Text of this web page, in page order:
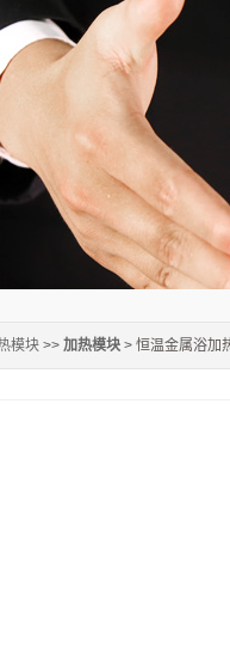
模块 >> 加热模块 > 恒温金属浴加